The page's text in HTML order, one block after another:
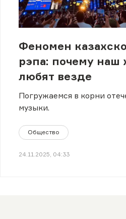
Феномен
рэпа: почему наш
любят везде
Погружаемся в корни
музыки.
Общество
24.11.2025, 04:33